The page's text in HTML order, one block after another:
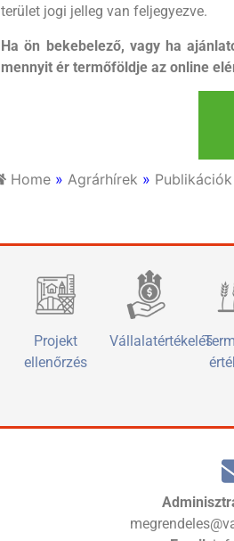
terület jogi jelleg van feljegyezve.
Ha ön bekebelező, vagy ha
mennyit ér termőföldje az online
Home » Agrárhírek » Publikációk
Projekt
ellenőrzés
Vállalatértékelés